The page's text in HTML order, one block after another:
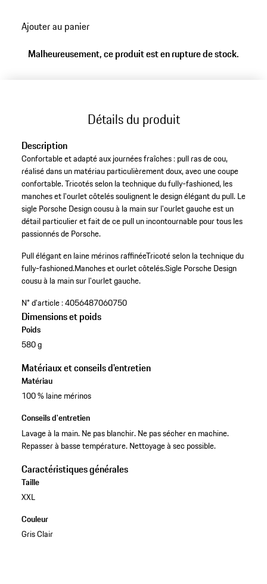
Ajouter au panier
Malheureusement, ce produit est en rupture de stock.
Détails du produit
Description
Confortable et adapté aux journées fraîches : pull ras de cou,
réalisé dans un matériau particulièrement doux, avec une coupe
confortable. Tricotés selon la technique du fully-fashioned, les
manches et l'ourlet côtelés soulignent le design élégant du pull. Le
sigle Porsche Design cousu à la main sur l'ourlet gauche est un
détail particulier et fait de ce pull un incontournable pour tous les
passionnés de Porsche.
Pull élégant en laine mérinos raffinéeTricoté selon la technique du
fully-fashioned.Manches et ourlet côtelés.Sigle Porsche Design
cousu à la main sur l'ourlet gauche.
N° d'article :4056487060750
Dimensions et poids
Poids
580 g
Matériaux et conseils d'entretien
Matériau
100 % laine mérinos
Conseils d'entretien
Lavage à la main. Ne pas blanchir. Ne pas sécher en machine.
Repasser à basse température. Nettoyage à sec possible.
Caractéristiques générales
Taille
XXL
Couleur
Gris Clair